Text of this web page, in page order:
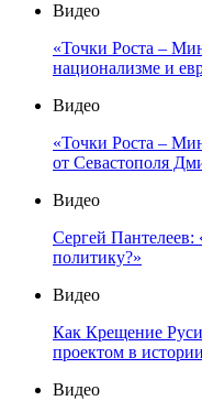
Видео
«Точки Роста –
национализме и
Видео
«Точки Роста –
от Севастополя
Видео
Сергей Пантелеев:
политику?»
Видео
Как Крещение
проектом в
Видео